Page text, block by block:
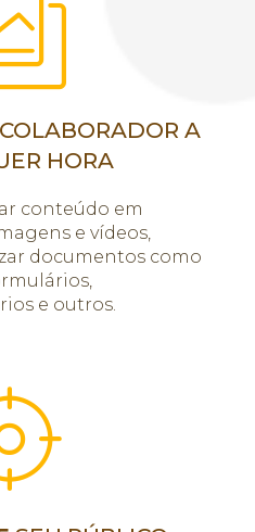
A
HORA
conteúdo em
e vídeos,
documentos como
e outros.